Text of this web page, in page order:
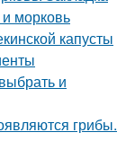
морковь
капусты
и
грибы.